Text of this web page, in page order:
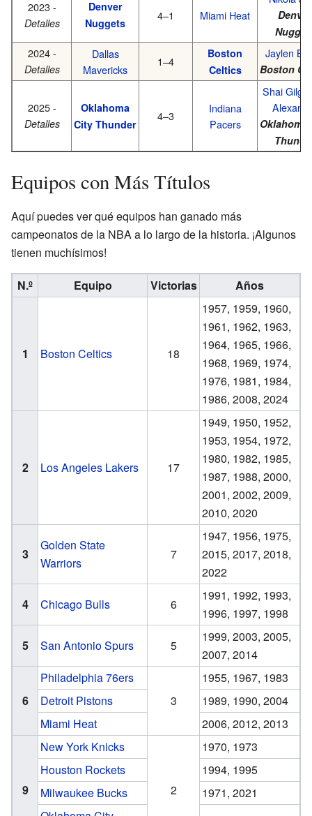
2023 -
Detalles
Denver
Nuggets
4–1 Miami Heat
Denver
2024 -
Detalles
Dallas
Mavericks
1–4
Boston
Celtics
Jaylen
Boston
2025 -
Detalles
Oklahoma
City Thunder
4–3
Indiana
Pacers
Shai
Oklahoma
Equipos con Más Títulos
Aquí puedes ver qué equipos han ganado más
campeonatos de la NBA a lo largo de la historia. ¡Algunos
tienen muchísimos!
N.º Equipo Victorias Años
1 Boston Celtics 18
1957, 1959, 1960,
1961, 1962, 1963,
1964, 1965, 1966,
1968, 1969, 1974,
1976, 1981, 1984,
1986, 2008, 2024
2 Los Angeles Lakers 17
1949, 1950, 1952,
1953, 1954, 1972,
1980, 1982, 1985,
1987, 1988, 2000,
2001, 2002, 2009,
2010, 2020
3
Golden State
Warriors
7
1947, 1956, 1975,
2015, 2017, 2018,
2022
4
Chicago Bulls 6
1991, 1992, 1993,
1996, 1997, 1998
5
San Antonio Spurs 5
1999, 2003, 2005,
2007, 2014
6
Philadelphia 76ers
3
1955, 1967, 1983
Detroit Pistons
1989, 1990, 2004
Miami Heat
2006, 2012, 2013
9
New York Knicks
2
1970, 1973
Houston Rockets
1994, 1995
Milwaukee Bucks
1971, 2021